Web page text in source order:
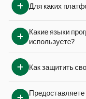
Для каких
Какие языки
используете?
Как защитить